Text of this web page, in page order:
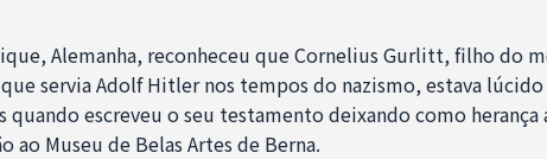
Alemanha, reconheceu que Cornelius Gurlitt, filho do
servia Adolf Hitler nos tempos do nazismo, estava lúcido
quando escreveu o seu testamento deixando como herança
ao Museu de Belas Artes de Berna.